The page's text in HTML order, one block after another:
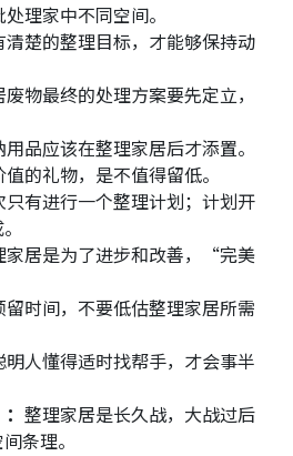
理家中不同空间。
清楚的整理目标，才能够保持动
废物最终的处理方案要先定立，
用品应该在整理家居后才添置。
值的礼物，是不值得留低。
只有进行一个整理计划；计划开
家居是为了进步和改善，“完美
留时间，不要低估整理家居所需
明人懂得适时找帮手，才会事半
整理家居是长久战，大战过后
条理。